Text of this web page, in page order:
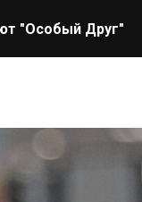
"Особый Друг"